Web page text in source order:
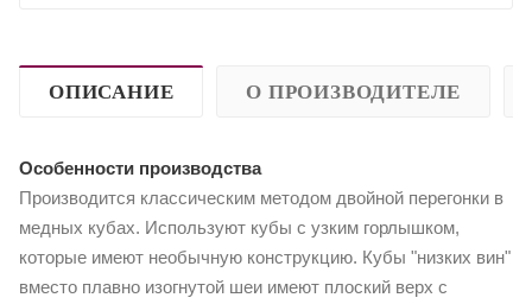
ОПИСАНИЕ О ПРОИЗВОДИТЕЛЕ
Особенности производства
Производится классическим методом двойной перегонки в
медных кубах. Используют кубы с узким горлышком,
которые имеют необычную конструкцию. Кубы "низких вин"
вместо плавно изогнутой шеи имеют плоский верх с